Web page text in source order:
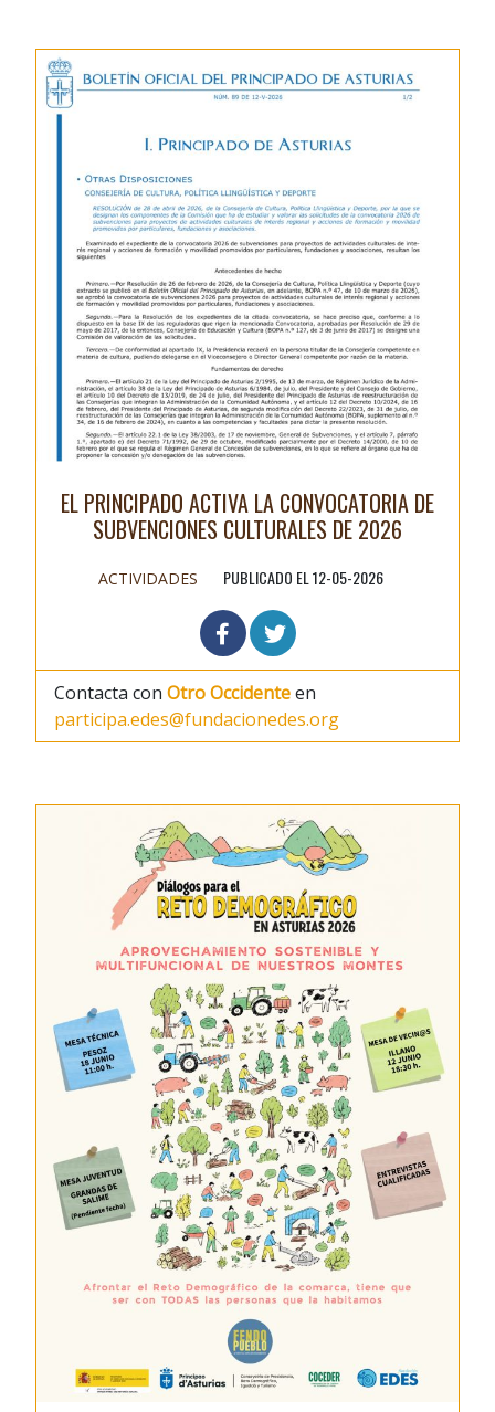
EL PRINCIPADO ACTIVA LA CONVOCATORIA DE
SUBVENCIONES CULTURALES DE 2026
ACTIVIDADES PUBLICADO EL 12-05-2026
Contacta con Otro Occidenteen
participa.edes@fundacionedes.org